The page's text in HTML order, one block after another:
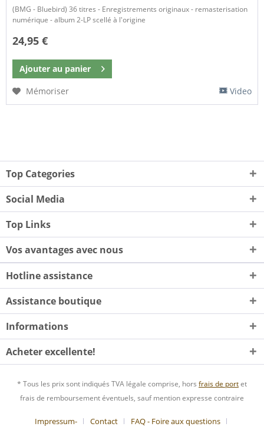
(BMG - Bluebird) 36 titres - Enregistrements originaux - remasterisation
numérique - album 2-LP scellé à l'origine
24,95 €
Ajouter au panier
Mémoriser
Video
Top Categories
Social Media
Top Links
Vos avantages avec nous
Hotline assistance
Assistance boutique
Informations
Acheter excellente!
* Tous les prix sont indiqués TVA légale comprise, hors frais de portet
frais de remboursement éventuels, sauf mention expresse contraire
Impressum- Contact FAQ - Foire aux questions